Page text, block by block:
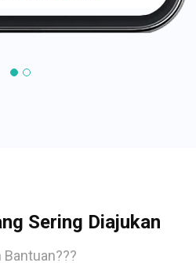
Sering Diajukan
Bantuan???